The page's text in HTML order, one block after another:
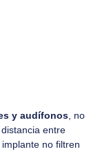
y audífonos , no
entre
no filtren